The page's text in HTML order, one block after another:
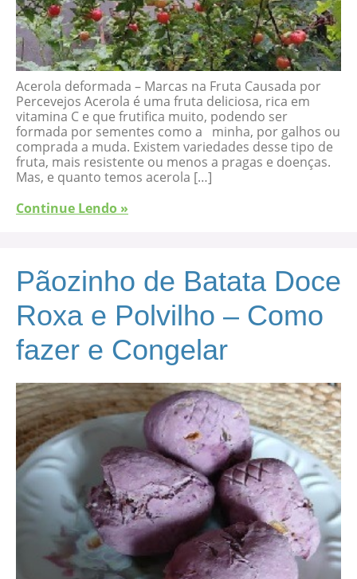
Acerola deformada – Marcas na Fruta Causada por
Percevejos Acerola é uma fruta deliciosa, rica em
vitamina C e que frutifica muito, podendo ser
formada por sementes como a minha, por galhos ou
comprada a muda. Existem variedades desse tipo de
fruta, mais resistente ou menos a pragas e doenças.
Mas, e quanto temos acerola […]
Continue Lendo »
Pãozinho de Batata Doce
Roxa e Polvilho – Como
fazer e Congelar